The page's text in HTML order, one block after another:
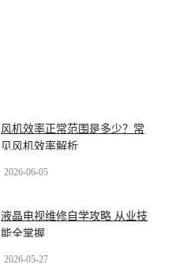
风机效率正常范围是多少？常
见风机效率解析
2026-06-05
液晶电视维修自学攻略 从业技
能全掌握
2026-05-27